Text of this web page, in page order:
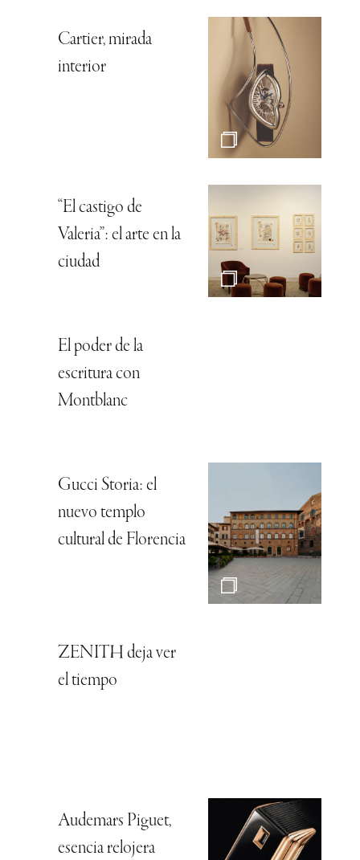
Cartier, mirada
interior
“El castigo de
Valeria”: el arte en la
ciudad
El poder de la
escritura con
Montblanc
Gucci Storia: el
nuevo templo
cultural de Florencia
ZENITH deja ver
el tiempo
Audemars Piguet,
esencia relojera